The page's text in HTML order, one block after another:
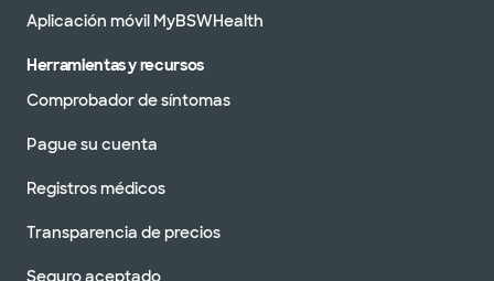
Aplicación móvil MyBSWHealth
Herramientas y recursos
Comprobador de síntomas
Pague su cuenta
Registros médicos
Transparencia de precios
Seguro aceptado